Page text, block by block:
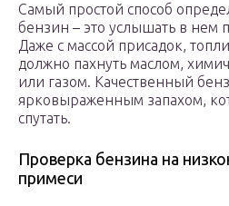
Самый простой способ
бензин – это услышать в нем
Даже с массой присадок,
должно пахнуть маслом,
или газом. Качественный
ярковыраженным запахом,
спутать.
Проверка бензина на
примеси